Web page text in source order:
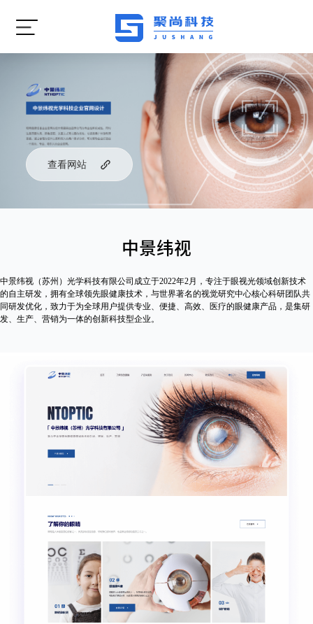
查看网站
中景纬视
中景纬视（苏州）光学科技有限公司成立于2022年2月，专注于眼视光领域创新技术
的自主研发，拥有全球领先眼健康技术，与世界著名的视觉研究中心核心科研团队共
同研发优化，致力于为全球用户提供专业、便捷、高效、医疗的眼健康产品，是集研
发、生产、营销为一体的创新科技型企业。